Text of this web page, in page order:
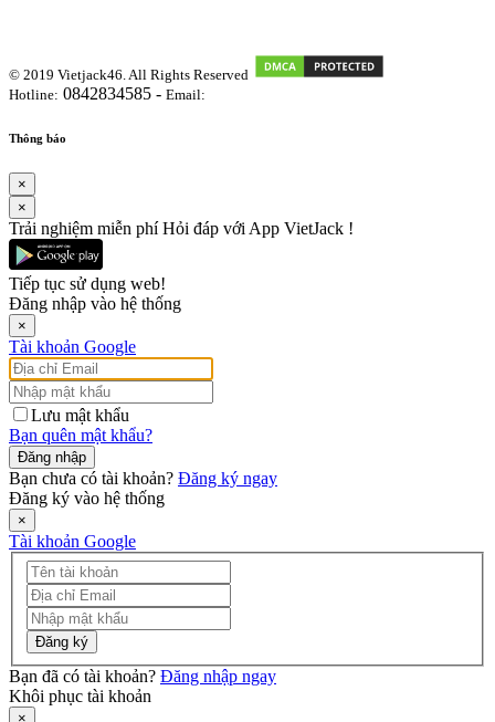
© 2019 Vietjack46. All Rights Reserved
Hotline: 0842834585 - Email:
Thông báo
×
×
Trải nghiệm miễn phí Hỏi đáp với App VietJack !
Tiếp tục sử dụng web!
Đăng nhập vào hệ thống
×
Tài khoản Google
Lưu mật khẩu
Bạn quên mật khẩu?
Đăng nhập
Bạn chưa có tài khoản? Đăng ký ngay
Đăng ký vào hệ thống
×
Tài khoản Google
Đăng ký
Bạn đã có tài khoản? Đăng nhập ngay
Khôi phục tài khoản
×